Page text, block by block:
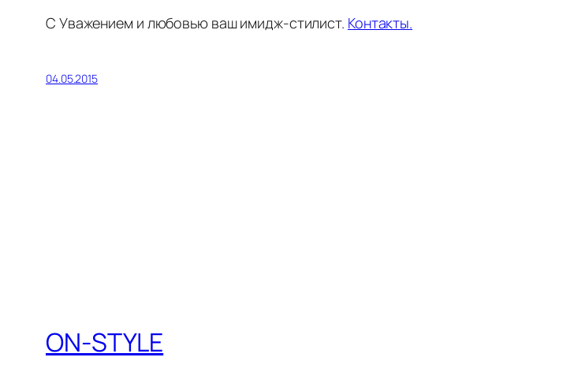
С Уважением и любовью ваш имидж-стилист. Контакты.
04.05.2015
ON-STYLE